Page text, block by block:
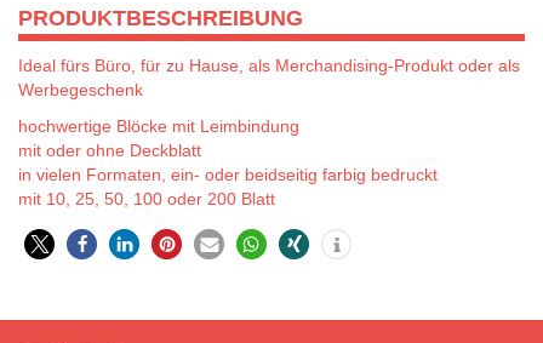
PRODUKTBESCHREIBUNG
Ideal fürs Büro, für zu Hause, als Merchandising-Produkt oder als
Werbegeschenk
hochwertige Blöcke mit Leimbindung
mit oder ohne Deckblatt
in vielen Formaten, ein- oder beidseitig farbig bedruckt
mit 10, 25, 50, 100 oder 200 Blatt